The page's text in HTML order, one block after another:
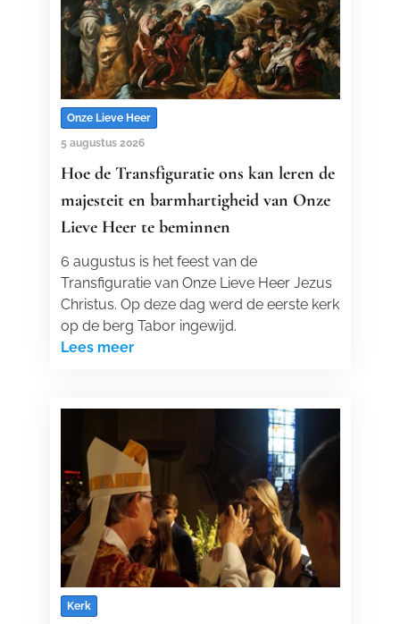
Onze Lieve Heer
5 augustus 2026
Hoe de Transfiguratie ons kan leren de
majesteit en barmhartigheid van Onze
Lieve Heer te beminnen
6 augustus is het feest van de
Transfiguratie van Onze Lieve Heer Jezus
Christus. Op deze dag werd de eerste kerk
op de berg Tabor ingewijd.
Lees meer
Kerk